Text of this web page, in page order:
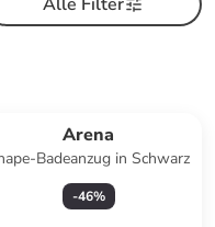
Arena
Badeanzug in Schwarz
-46%